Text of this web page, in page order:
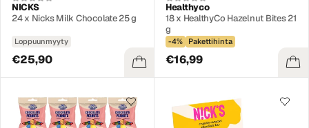
NICKS
24 x Nicks Milk Chocolate 25 g
Loppuunmyyty
€25,90
Healthyco
18 x HealthyCo Hazelnut Bites 21
g
-4% Pakettihinta
€16,99